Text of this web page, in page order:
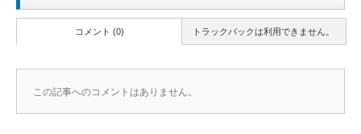
トラックバックは利用できません。
コメント (0)
この記事へのコメントはありません。